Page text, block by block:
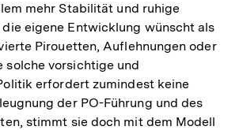
mehr Stabilität und ruhige
eigene Entwicklung wünscht als
Pirouetten, Auflehnungen oder
solche vorsichtige und
erfordert zumindest keine
der PO-Führung und des
stimmt sie doch mit dem Modell